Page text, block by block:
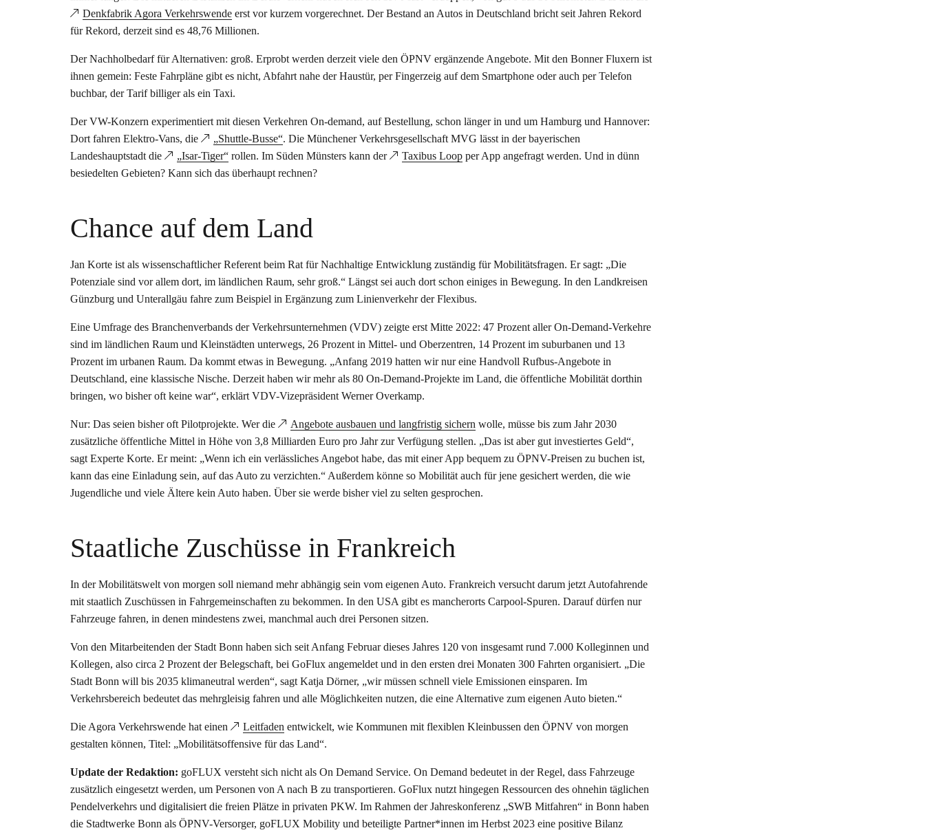
Denkfabrik Agora Verkehrswende erst vor kurzem vorgerechnet. Der Bestand an Autos in Deutschland bricht seit Jahren Rekord
für Rekord, derzeit sind es 48,76 Millionen.
Der Nachholbedarf für Alternativen: groß. Erprobt werden derzeit viele den ÖPNV ergänzende Angebote. Mit den Bonner Fluxern ist
ihnen gemein: Feste Fahrpläne gibt es nicht, Abfahrt nahe der Haustür, per Fingerzeig auf dem Smartphone oder auch per Telefon
buchbar, der Tarif billiger als ein Taxi.
Der VW-Konzern experimentiert mit diesen Verkehren On-demand, auf Bestellung, schon länger in und um Hamburg und Hannover:
Dort fahren Elektro-Vans, die
„Shuttle-Busse“. Die Münchener Verkehrsgesellschaft MVG lässt in der bayerischen
Landeshauptstadt die
„Isar-Tiger“ rollen. Im Süden Münsters kann der Taxibus Loop per App angefragt werden. Und in dünn
besiedelten Gebieten? Kann sich das überhaupt rechnen?
Chance auf dem Land
Jan Korte ist als wissenschaftlicher Referent beim Rat für Nachhaltige Entwicklung zuständig für Mobilitätsfragen. Er sagt: „Die
Potenziale sind vor allem dort, im ländlichen Raum, sehr groß.“ Längst sei auch dort schon einiges in Bewegung. In den Landkreisen
Günzburg und Unterallgäu fahre zum Beispiel in Ergänzung zum Linienverkehr der Flexibus.
Eine Umfrage des Branchenverbands der Verkehrsunternehmen (VDV) zeigte erst Mitte 2022: 47 Prozent aller On-Demand-Verkehre
sind im ländlichen Raum und Kleinstädten unterwegs, 26 Prozent in Mittel- und Oberzentren, 14 Prozent im suburbanen und 13
Prozent im urbanen Raum. Da kommt etwas in Bewegung. „Anfang 2019 hatten wir nur eine Handvoll Rufbus-Angebote in
Deutschland, eine klassische Nische. Derzeit haben wir mehr als 80 On-Demand-Projekte im Land, die öffentliche Mobilität dorthin
bringen, wo bisher oft keine war“, erklärt VDV-Vizepräsident Werner Overkamp.
Nur: Das seien bisher oft Pilotprojekte. Wer die Angebote ausbauen und langfristig sichern wolle, müsse bis zum Jahr 2030
zusätzliche öffentliche Mittel in Höhe von 3,8 Milliarden Euro pro Jahr zur Verfügung stellen. „Das ist aber gut investiertes Geld“,
sagt Experte Korte. Er meint: „Wenn ich ein verlässliches Angebot habe, das mit einer App bequem zu ÖPNV-Preisen zu buchen ist,
kann das eine Einladung sein, auf das Auto zu verzichten.“ Außerdem könne so Mobilität auch für jene gesichert werden, die wie
Jugendliche und viele Ältere kein Auto haben. Über sie werde bisher viel zu selten gesprochen.
Staatliche Zuschüsse in Frankreich
In der Mobilitätswelt von morgen soll niemand mehr abhängig sein vom eigenen Auto. Frankreich versucht darum jetzt Autofahrende
mit staatlich Zuschüssen in Fahrgemeinschaften zu bekommen. In den USA gibt es mancherorts Carpool-Spuren. Darauf dürfen nur
Fahrzeuge fahren, in denen mindestens zwei, manchmal auch drei Personen sitzen.
Von den Mitarbeitenden der Stadt Bonn haben sich seit Anfang Februar dieses Jahres 120 von insgesamt rund 7.000 Kolleginnen und
Kollegen, also circa 2 Prozent der Belegschaft, bei GoFlux angemeldet und in den ersten drei Monaten 300 Fahrten organisiert. „Die
Stadt Bonn will bis 2035 klimaneutral werden“, sagt Katja Dörner, „wir müssen schnell viele Emissionen einsparen. Im
Verkehrsbereich bedeutet das mehrgleisig fahren und alle Möglichkeiten nutzen, die eine Alternative zum eigenen Auto bieten.“
Die Agora Verkehrswende hat einen Leitfaden entwickelt, wie Kommunen mit flexiblen Kleinbussen den ÖPNV von morgen
gestalten können, Titel: „Mobilitätsoffensive für das Land“.
Update der Redaktion: goFLUX versteht sich nicht als On Demand Service. On Demand bedeutet in der Regel, dass Fahrzeuge
zusätzlich eingesetzt werden, um Personen von A nach B zu transportieren. GoFlux nutzt hingegen Ressourcen des ohnehin täglichen
Pendelverkehrs und digitalisiert die freien Plätze in privaten PKW. Im Rahmen der Jahreskonferenz „SWB Mitfahren“ in Bonn haben
die Stadtwerke Bonn als ÖPNV-Versorger, goFLUX Mobility und beteiligte Partner*innen im Herbst 2023 eine positive Bilanz